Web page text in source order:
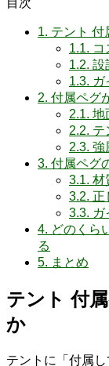
目次
1. テント 付
1.1. コ
1.2. 設
1.3. ガ
2. 付属ペグ
2.1. 地
2.2. テ
2.3. 強
3. 付属ペグ
3.1. 材
3.2. 正
3.3. ガ
4. どのくら
る
5. まとめ
テント 付
か
テントに「付属